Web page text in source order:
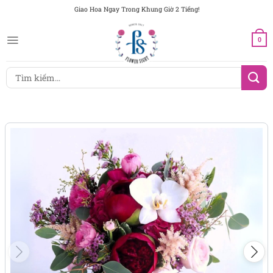
dung
Giao Hoa Ngay Trong Khung Giờ 2 Tiếng!
0
Tìm
kiếm: